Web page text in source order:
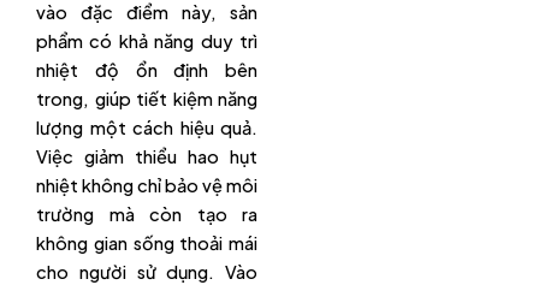
vào đặc điểm này, sản
phẩm có khả năng duy trì
nhiệt độ ổn định bên
trong, giúp tiết kiệm năng
lượng một cách hiệu quả.
Việc giảm thiểu hao hụt
nhiệt không chỉ bảo vệ môi
trường mà còn tạo ra
không gian sống thoải mái
cho người sử dụng. Vào